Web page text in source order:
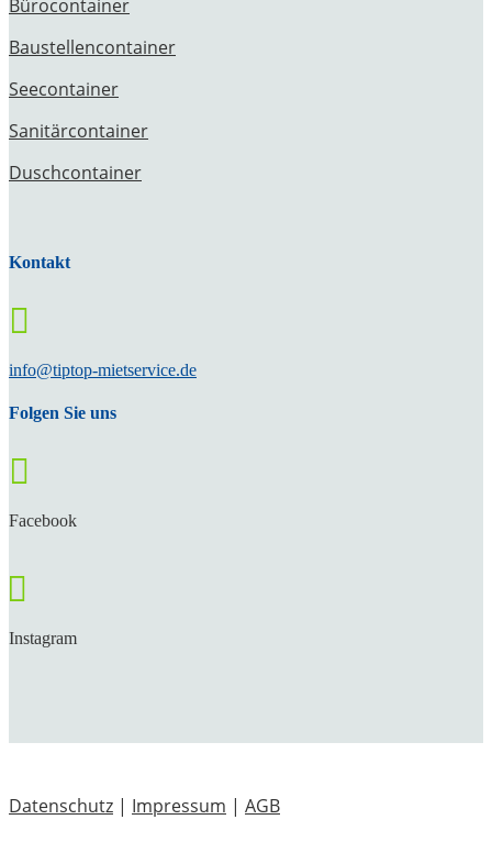
Bürocontainer
Baustellencontainer
Seecontainer
Sanitärcontainer
Duschcontainer
Kontakt

info@tiptop-mietservice.de
Folgen Sie uns

Facebook

Instagram
Datenschutz | Impressum | AGB